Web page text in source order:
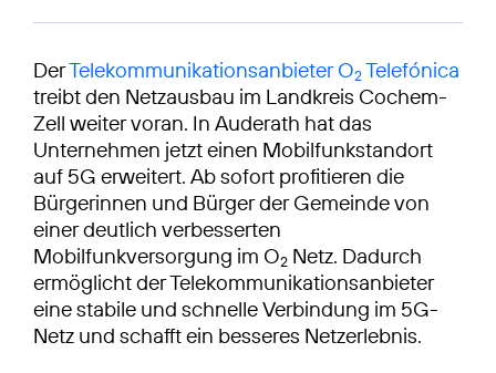
DerTelekommunikationsanbieter O2Telefónica
treibt den Netzausbau im Landkreis Cochem-
Zell weiter voran. In Auderath hat das
Unternehmen jetzt einen Mobilfunkstandort
auf 5G erweitert. Ab sofort profitieren die
Bürgerinnen und Bürger der Gemeinde von
einer deutlich verbesserten
Mobilfunkversorgung im O2 Netz. Dadurch
ermöglicht der Telekommunikationsanbieter
eine stabile und schnelle Verbindung im 5G-
Netz und schafft ein besseres Netzerlebnis.